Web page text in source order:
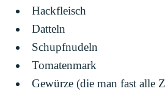
Hackfleisch
Datteln
Schupfnudeln
Tomatenmark
Gewürze (die man fast alle